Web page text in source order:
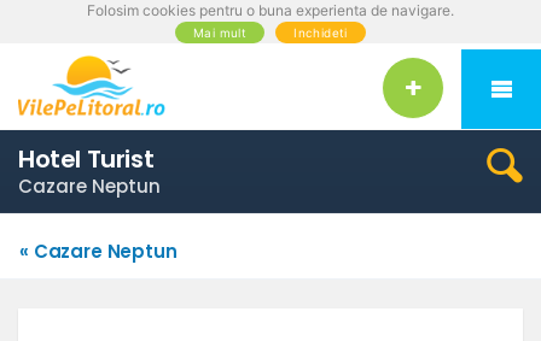
Folosim cookies pentru o buna experienta de navigare.
Mai mult Inchideti
Hotel Turist
Cazare Neptun
« Cazare Neptun